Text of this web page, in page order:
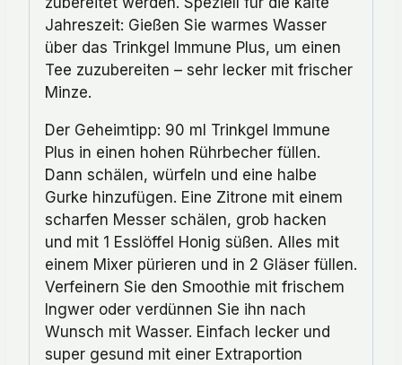
Jahreszeit: Gießen Sie warmes Wasser
über das Trinkgel Immune Plus, um einen
Tee zuzubereiten – sehr lecker mit frischer
Minze.
Der Geheimtipp: 90 ml Trinkgel Immune
Plus in einen hohen Rührbecher füllen.
Dann schälen, würfeln und eine halbe
Gurke hinzufügen. Eine Zitrone mit einem
scharfen Messer schälen, grob hacken
und mit 1 Esslöffel Honig süßen. Alles mit
einem Mixer pürieren und in 2 Gläser füllen.
Verfeinern Sie den Smoothie mit frischem
Ingwer oder verdünnen Sie ihn nach
Wunsch mit Wasser. Einfach lecker und
super gesund mit einer Extraportion